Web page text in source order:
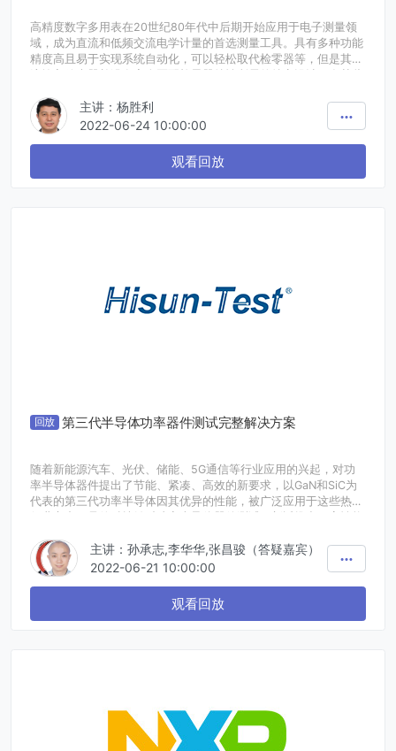
高精度数字多用表在20世纪80年代中后期开始应用于电子测量领
域，成为直流和低频交流电学计量的首选测量工具。具有多种功能
精度高且易于实现系统自动化，可以轻松取代检零器等，但是其直
是仪器的输入偏置电流。输入偏置电流来源于高精度数字多用表中
的前级放大器电路，其数值高达50pA。而最新型的福禄克高精度
数字多用表8588A的偏置电流明显更小，最大仅为20pA。最初测
试时，该偏置电流还可以被调整几乎接近于0pA 。这实际上消除了
输入偏置电流导致的偏移电压问题。并且，随着时间的变化，偏置
主讲：杨胜利
2022-06-24 10:00:00
观看回放
回放 第三代半导体功率器件测试完整解决方案
随着新能源汽车、光伏、储能、5G通信等行业应用的兴起，对功
率半导体器件提出了节能、紧凑、高效的新要求，以GaN和SiC为
代表的第三代功率半导体因其优异的性能，被广泛应用于这些热点
试，其完善的测试方案能够完整覆盖从SiC到GaN，从分立器件到
模组，全面助力客户解决高速开关、高压、高流、快沿等测试难
点。本研讨会将针对这些难点的测试方法和技术逐一详细讲解。
此次，是德科技邀请是德科技系统集成商和创联合科技，一并为用
户带来功率器件晶圆级测试完整解决方案。以GaN和SiC为代表的
技术问题。欢迎踊跃参与。
主讲：孙承志,李华华,张昌骏（答疑嘉宾）
2022-06-21 10:00:00
观看回放